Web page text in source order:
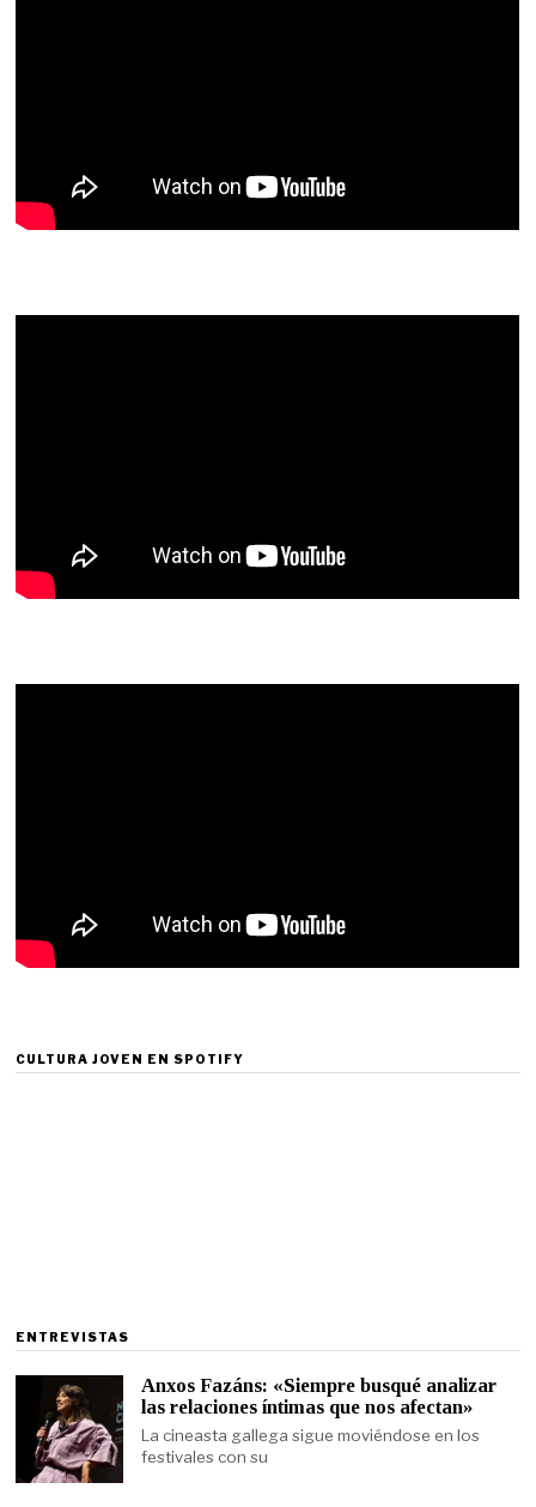
CULTURA JOVEN EN SPOTIFY
ENTREVISTAS
Anxos Fazáns: «Siempre busqué analizar
las relaciones íntimas que nos afectan»
La cineasta gallega sigue moviéndose en los
festivales con su